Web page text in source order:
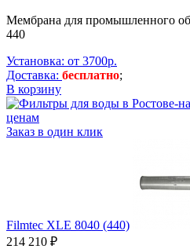
Мембрана для промышленного
440
Установка: от 3700р.
Доставка: бесплатно;
В корзину
Заказ в один клик
Filmtec XLE 8040 (440)
214 210 ₽